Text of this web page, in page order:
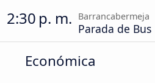
2:30 p. m. Barrancabermeja
Parada de Bus
Económica